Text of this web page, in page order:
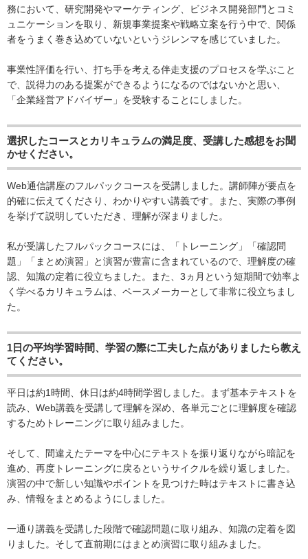
務において、研究開発やマーケティング、ビジネス開発部門とコミ
ュニケーションを取り、新規事業提案や戦略立案を行う中で、関係
者をうまく巻き込めていないというジレンマを感じていました。
事業性評価を行い、打ち手を考える伴走支援のプロセスを学ぶこと
で、説得力のある提案ができるようになるのではないかと思い、
「企業経営アドバイザー」を受験することにしました。
選択したコースとカリキュラムの満足度、受講した感想をお聞
かせください。
Web通信講座のフルパックコースを受講しました。講師陣が要点を
的確に伝えてくださり、わかりやすい講義です。また、実際の事例
を挙げて説明していただき、理解が深まりました。
私が受講したフルパックコースには、「トレーニング」「確認問
題」「まとめ演習」と演習が豊富に含まれているので、理解度の確
認、知識の定着に役立ちました。また、3ヵ月という短期間で効率よ
く学べるカリキュラムは、ペースメーカーとして非常に役立ちまし
た。
1日の平均学習時間、学習の際に工夫した点がありましたら教え
てください。
平日は約1時間、休日は約4時間学習しました。まず基本テキストを
読み、Web講義を受講して理解を深め、各単元ごとに理解度を確認
するためトレーニングに取り組みました。
そして、間違えたテーマを中心にテキストを振り返りながら暗記を
進め、再度トレーニングに戻るというサイクルを繰り返しました。
演習の中で新しい知識やポイントを見つけた時はテキストに書き込
み、情報をまとめるようにしました。
一通り講義を受講した段階で確認問題に取り組み、知識の定着を図
りました。そして直前期にはまとめ演習に取り組みました。